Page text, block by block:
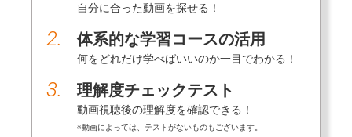
自分に合った動画を探せる！
2. 体系的な学習コースの活用
何をどれだけ学べばいいのか一目でわかる！
3. 理解度チェックテスト
動画視聴後の理解度を確認できる！
※動画によっては、テストがないものもございます。